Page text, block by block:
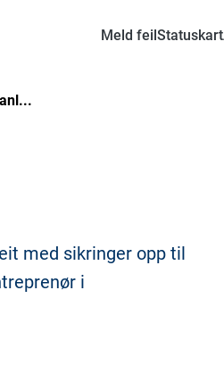
Meld feilStatuskart
med sikringer opp til
i